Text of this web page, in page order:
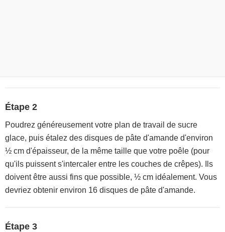
Étape 2
Poudrez généreusement votre plan de travail de sucre
glace, puis étalez des disques de pâte d'amande d'environ
½ cm d'épaisseur, de la même taille que votre poêle (pour
qu'ils puissent s'intercaler entre les couches de crêpes). Ils
doivent être aussi fins que possible, ½ cm idéalement. Vous
devriez obtenir environ 16 disques de pâte d'amande.
Étape 3